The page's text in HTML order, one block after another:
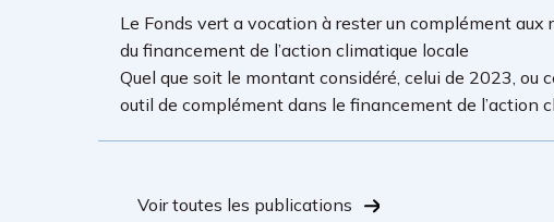
Le Fonds vert a vocation à rester un complément aux
du financement de l’action climatique locale
Quel que soit le montant considéré, celui de 2023, ou
outil de complément dans le financement de l’action
Voir toutes les publications